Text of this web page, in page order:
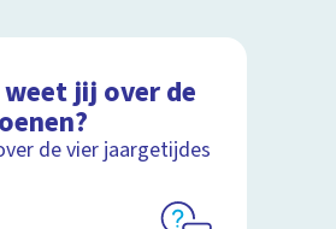
jij over de
de vier jaargetijdes